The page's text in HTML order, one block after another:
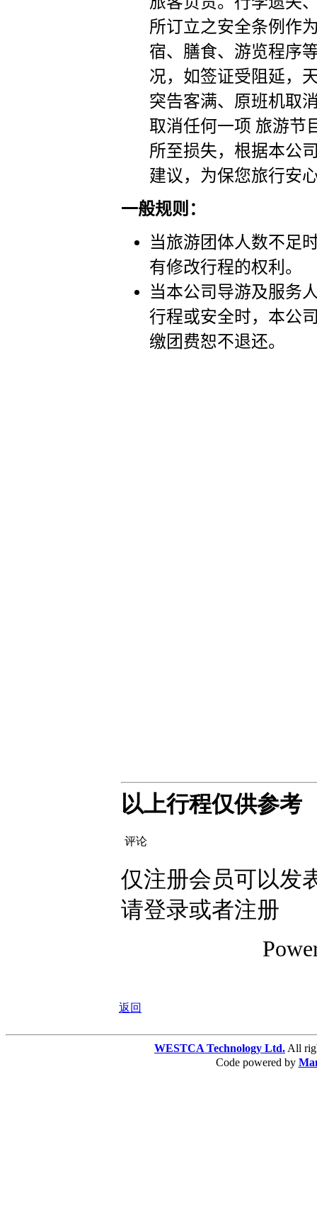
所订立之安全条例作
宿、膳食、游览程序
况，如签证受阻延，
突告客满、原班机取
取消任何一项 旅游节
所至损失，根据本公
建议，为保您旅行安
一般规则：
当旅游团体人数不足
有修改行程的权利。
当本公司导游及服务
行程或安全时，本公
缴团费恕不退还。
以上行程仅供参考
评论
仅注册会员可以发
请登录或者注册
返回
WESTCA Technology Ltd. All
Code powered by